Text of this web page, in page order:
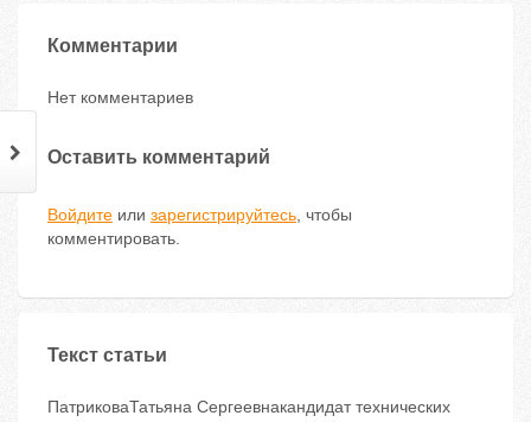
Комментарии
Нет комментариев
Оставить комментарий
Войдите или зарегистрируйтесь, чтобы
комментировать.
Текст статьи
ПатриковаТатьяна Сергеевнакандидат технических